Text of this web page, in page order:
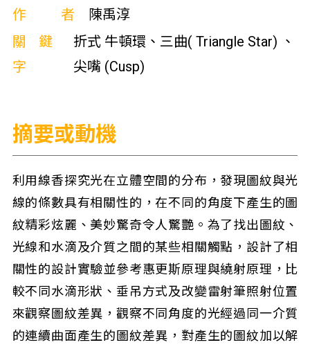
作者
陳禹淳
關鍵
字
折式 牛頓環、三曲( Triangle Star) 、
尖嘴 (Cusp)
摘要或動機
利用線香探究光在立體空間的分布，發現圖紋與光
線的條數具有相關性的，在不同的角度下產生的圖
紋精彩炫麗、美妙驚奇令人驚艷。為了找出圖紋、
光線和水滴及介質之間的某些相關觸點，設計了相
關性的設計實驗並參考惠更斯原理與繞射原理，比
較不同水滴形狀、垂吊方式及改變雷射筆照射位置
來觀察圖紋差異，觀察不同角度的光經過同一介質
的連續曲面產生的圖紋差異，對產生的圖紋加以解